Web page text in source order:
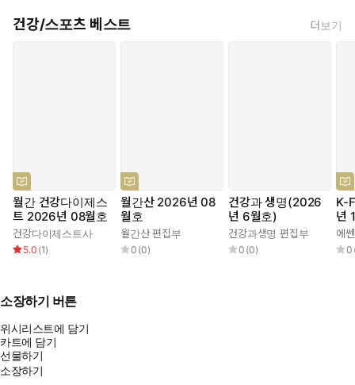
건강/스포츠 베스트 더보기
월간 건강다이제스
트 2026년 08월호
건강다이제스트사
5.0 (1)
월간산 2026년 08
월호
월간산 편집부
0 (0)
건강과 생명(2026
년 6월호)
건강과생명 편집부
0 (0)
K-
년
0
소장하기 버튼
위시리스트에 담기
카트에 담기
선물하기
소장하기